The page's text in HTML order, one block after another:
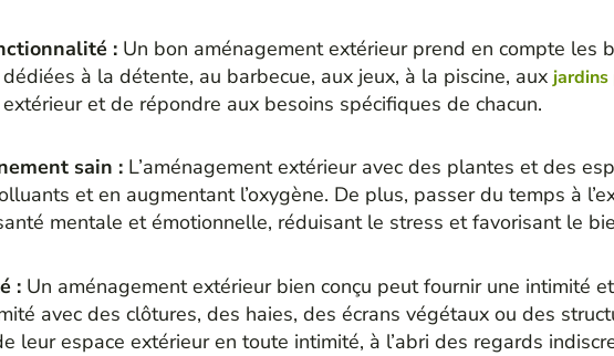
: Un bon aménagement extérieur prend en compte les
à la détente, au barbecue, aux jeux, à la piscine, aux
extérieur et de répondre aux besoins spécifiques de chacun.
sain : L’aménagement extérieur avec des plantes et des
et en augmentant l’oxygène. De plus, passer du temps à
mentale et émotionnelle, réduisant le stress et favorisant le
: Un aménagement extérieur bien conçu peut fournir une intimité
avec des clôtures, des haies, des écrans végétaux ou des
leur espace extérieur en toute intimité, à l’abri des regards